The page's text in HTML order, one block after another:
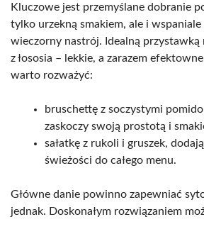
Kluczowe jest przemyślane dobranie
tylko urzekną smakiem, ale i
wieczorny nastrój. Idealną przystawką
z łososia – lekkie, a zarazem
warto rozważyć:
bruschettę z soczystymi
zaskoczy swoją prostotą i
sałatkę z rukoli i gruszek,
świeżości do całego menu.
Główne danie powinno zapewniać
jednak. Doskonałym rozwiązaniem